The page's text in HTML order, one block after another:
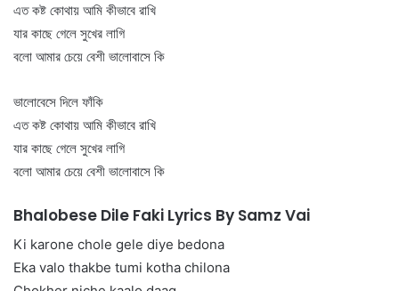
এত কষ্ট কোথায় আমি কীভাবে রাখি
যার কাছে গেলে সুখের লাগি
বলো আমার চেয়ে বেশী ভালোবাসে কি
ভালোবেসে দিলে ফাঁকি
এত কষ্ট কোথায় আমি কীভাবে রাখি
যার কাছে গেলে সুখের লাগি
বলো আমার চেয়ে বেশী ভালোবাসে কি
Bhalobese Dile Faki Lyrics By Samz Vai
Ki karone chole gele diye bedona
Eka valo thakbe tumi kotha chilona